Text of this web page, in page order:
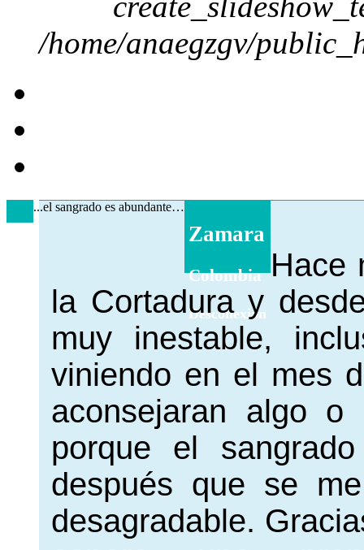
/home/anaegzgv/
...el sangrado es abundante…
Zamara
Colombia
Desconexión
Hace
la Cortadura y
muy inestable,
viniendo en el mes
aconsejaran algo
porque el
después que se
desagradable.